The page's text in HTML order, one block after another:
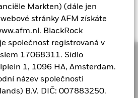
Markten) (dále jen
stránky AFM získáte
BlackRock
společnost registrovaná v
17068311. Sídlo
1, 1096 HA, Amsterdam.
název společnosti
B.V. DIČ: 007883250.
Všechny ostatní ochranné
vlastníkům.
investic a důvěrník našich